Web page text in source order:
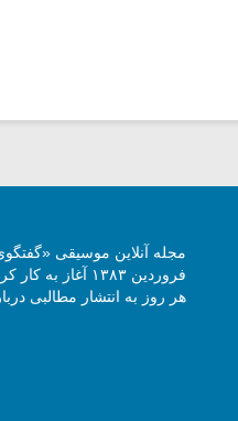
فروردین ۱۳۸۳
هر روز به انتشار مطالبی